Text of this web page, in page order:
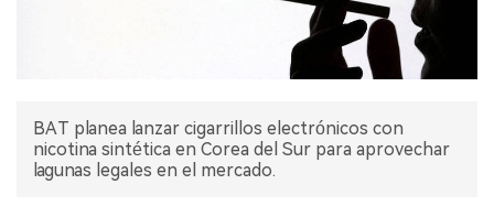
BAT planea lanzar cigarrillos electrónicos con
nicotina sintética en Corea del Sur para aprovechar
lagunas legales en el mercado.